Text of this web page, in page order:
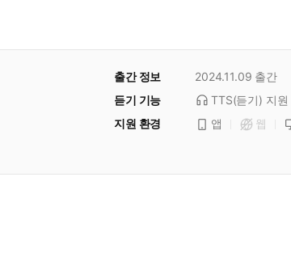
출간 정보 2024.11.09 출간
듣기 기능
TTS(듣기) 지원
지원 환경
앱 웹